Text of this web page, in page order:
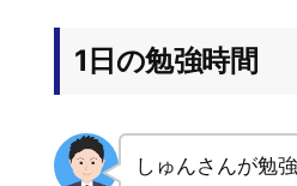
1日の勉強時間
しゅんさんが勉